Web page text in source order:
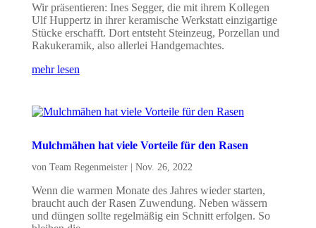
Wir präsentieren: Ines Segger, die mit ihrem Kollegen
Ulf Huppertz in ihrer keramische Werkstatt einzigartige
Stücke erschafft. Dort entsteht Steinzeug, Porzellan und
Rakukeramik, also allerlei Handgemachtes.
mehr lesen
Mulchmähen hat viele Vorteile für den Rasen
von Team Regenmeister| Nov. 26, 2022
Wenn die warmen Monate des Jahres wieder starten,
braucht auch der Rasen Zuwendung. Neben wässern
und düngen sollte regelmäßig ein Schnitt erfolgen. So